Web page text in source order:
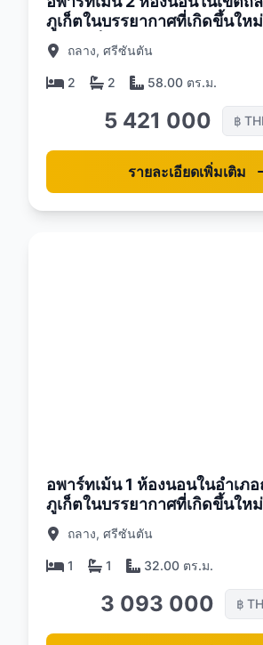
ภูเก็ตในบรรยากาศที่เกิดขึ้นให
คอมเพล็กซ์
ถลาง, ศรีซันตัน
2 2 58.00 ตร.ม.
5 421 000 ฿
รายละเอียดเพิ่มเติม
อพาร์ทเม้น 1 ห้องนอนในอำเภ
ภูเก็ตในบรรยากาศที่เกิดขึ้นให
ถลาง, ศรีซันตัน
1 1 32.00 ตร.ม.
3 093 000 ฿